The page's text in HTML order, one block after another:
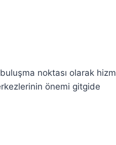
noktası olarak
önemi gitgide